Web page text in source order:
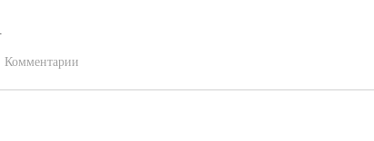
Комментарии